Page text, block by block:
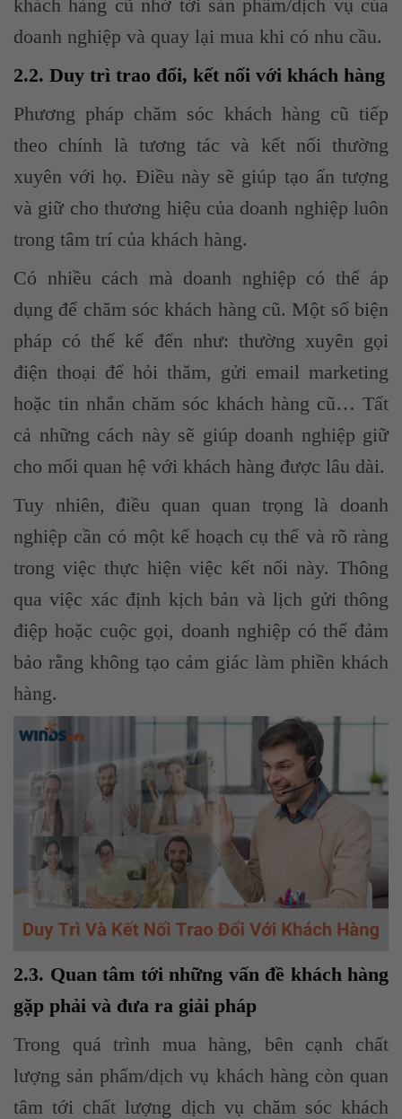
khách hàng cũ nhớ tới sản phẩm/dịch vụ của
doanh nghiệp và quay lại mua khi có nhu cầu.
2.2. Duy trì trao đổi, kết nối với khách hàng
Phương pháp chăm sóc khách hàng cũ tiếp
theo chính là tương tác và kết nối thường
xuyên với họ. Điều này sẽ giúp tạo ấn tượng
và giữ cho thương hiệu của doanh nghiệp luôn
trong tâm trí của khách hàng.
Có nhiều cách mà doanh nghiệp có thể áp
dụng để chăm sóc khách hàng cũ. Một số biện
pháp có thể kể đến như: thường xuyên gọi
điện thoại để hỏi thăm, gửi email marketing
hoặc tin nhắn chăm sóc khách hàng cũ… Tất
cả những cách này sẽ giúp doanh nghiệp giữ
cho mối quan hệ với khách hàng được lâu dài.
Tuy nhiên, điều quan quan trọng là doanh
nghiệp cần có một kế hoạch cụ thể và rõ ràng
trong việc thực hiện việc kết nối này. Thông
qua việc xác định kịch bản và lịch gửi thông
điệp hoặc cuộc gọi, doanh nghiệp có thể đảm
bảo rằng không tạo cảm giác làm phiền khách
hàng.
2.3. Quan tâm tới những vấn đề khách hàng
gặp phải và đưa ra giải pháp
Trong quá trình mua hàng, bên cạnh chất
lượng sản phẩm/dịch vụ khách hàng còn quan
tâm tới chất lượng dịch vụ chăm sóc khách